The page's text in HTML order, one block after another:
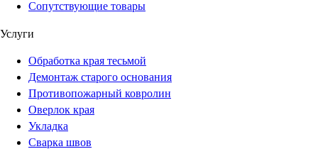
Сопутствующие товары
Услуги
Обработка края тесьмой
Демонтаж старого основания
Противопожарный ковролин
Оверлок края
Укладка
Сварка швов